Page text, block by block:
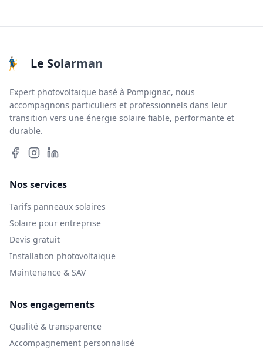
Le Solarman
Expert photovoltaïque basé à Pompignac, nous
accompagnons particuliers et professionnels dans leur
transition vers une énergie solaire fiable, performante et
durable.
Nos services
Tarifs panneaux solaires
Solaire pour entreprise
Devis gratuit
Installation photovoltaïque
Maintenance & SAV
Nos engagements
Qualité & transparence
Accompagnement personnalisé